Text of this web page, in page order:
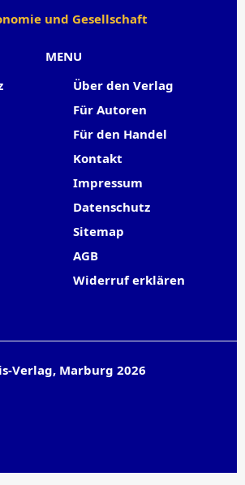
MENU
Über den Verlag
Für Autoren
Für den Handel
Kontakt
Impressum
Datenschutz
Sitemap
AGB
Widerruf erklären
und Gesellschaft
Verlag, Marburg 2026